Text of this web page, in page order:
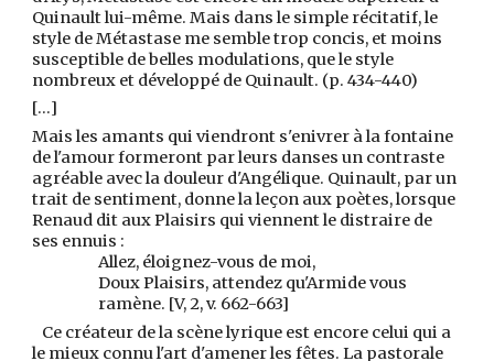
Quinault lui-même. Mais dans le simple récitatif, le
style de Métastase me semble trop concis, et moins
susceptible de belles modulations, que le style
nombreux et développé de Quinault. (p. 434-440)
[...]
Mais les amants qui viendront s'enivrer à la fontaine
de l'amour formeront par leurs danses un contraste
agréable avec la douleur d'Angélique. Quinault, par un
trait de sentiment, donne la leçon aux poètes, lorsque
Renaud dit aux Plaisirs qui viennent le distraire de
ses ennuis :
Allez, éloignez-vous de moi,
Doux Plaisirs, attendez qu'Armide vous
ramène. [V, 2, v. 662-663]
Ce créateur de la scène lyrique est encore celui qui a
le mieux connu l'art d'amener les fêtes. La pastorale